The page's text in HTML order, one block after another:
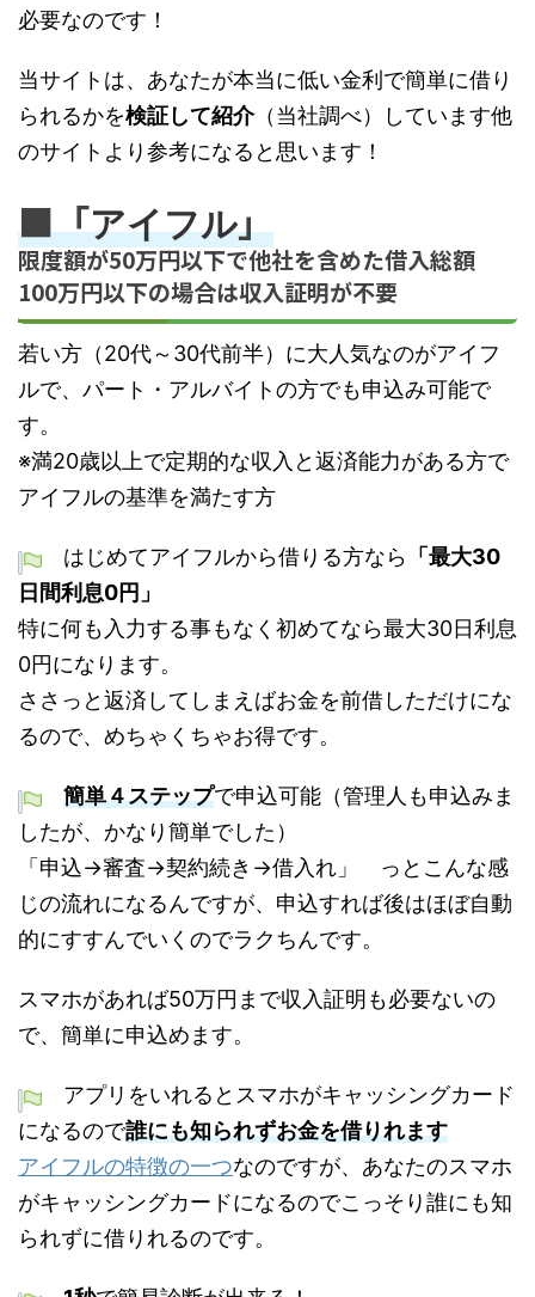
必要なのです！
当サイトは、あなたが本当に低い金利で簡単に借り
られるかを検証して紹介（当社調べ）しています他
のサイトより参考になると思います！
■「アイフル」
限度額が50万円以下で他社を含めた借入総額
100万円以下の場合は収入証明が不要
若い方（20代～30代前半）に大人気なのがアイフ
ルで、パート・アルバイトの方でも申込み可能で
す。
※満20歳以上で定期的な収入と返済能力がある方で
アイフルの基準を満たす方
はじめてアイフルから借りる方なら 「最大30
日間利息0円」
特に何も入力する事もなく初めてなら最大30日利息
0円になります。
ささっと返済してしまえばお金を前借しただけにな
るので、めちゃくちゃお得です。
簡単４ステップで申込可能（管理人も申込みま
したが、かなり簡単でした）
「申込→審査→契約続き→借入れ」 っとこんな感
じの流れになるんですが、申込すれば後はほぼ自動
的にすすんでいくのでラクちんです。
スマホがあれば50万円まで収入証明も必要ないの
で、簡単に申込めます。
アプリをいれるとスマホがキャッシングカード
になるので誰にも知られずお金を借りれます
アイフルの特徴の一つなのですが、あなたのスマホ
がキャッシングカードになるのでこっそり誰にも知
られずに借りれるのです。